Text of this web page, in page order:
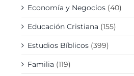
Economía y Negocios (40)
Educación Cristiana (155)
Estudios Bíblicos (399)
Familia (119)